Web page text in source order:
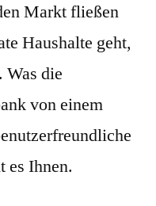
Markt fließen
Haushalte geht,
die
von einem
es Ihnen.